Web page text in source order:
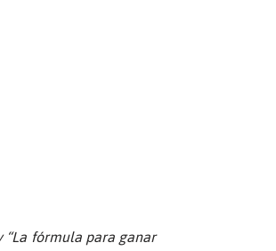
“La fórmula para ganar